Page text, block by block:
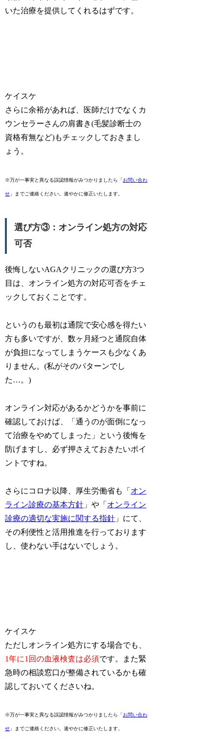
いた治療を提供してくれるはずです。
ケイスケ
さらに余裕があれば、医師だけでなくカ
ウンセラーさんの肩書き(毛髪診断士の
資格有無など)もチェックしておきまし
ょう。
※万が一事実と異なる誤認情報がみつかりましたら「お問い合わ
せ 」までご連絡ください。速やかに修正いたします。
選び方③：オンライン処方の対応
可否
後悔しないAGAクリニックの選び方3つ
目は、オンライン処方の対応可否をチェ
ックしておくことです。
というのも最初は通院で安心感を得たい
方も多いですが、数ヶ月経つと通院自体
が負担になってしまうケースも少なくあ
りません。(私がそのパターンでし
た…。)
オンライン対応があるかどうかを事前に
確認しておけば、「通うのが面倒になっ
て治療をやめてしまった」という後悔を
防げますし、必ず押さえておきたいポイ
ントですね。
さらにコロナ以降、厚生労働省も「 オン
ライン診療の基本方針 」や「 オンライン
診療の適切な実施に関する指針 」にて、
その利便性と活用推進を行っております
し、使わない手はないでしょう。
ケイスケ
ただしオンライン処方にする場合でも、
1年に1回の血液検査は必須です。また緊
急時の相談窓口が整備されているかも確
認しておいてくださいね。
※万が一事実と異なる誤認情報がみつかりましたら「お問い合わ
せ 」までご連絡ください。速やかに修正いたします。